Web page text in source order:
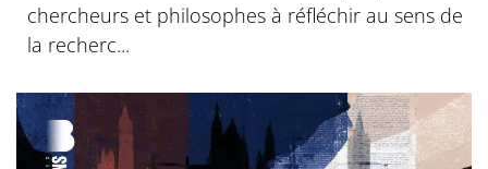
chercheurs et philosophes à réfléchir au sens de
la recherc...